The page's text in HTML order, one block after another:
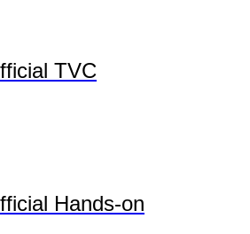
TVC
Hands-on